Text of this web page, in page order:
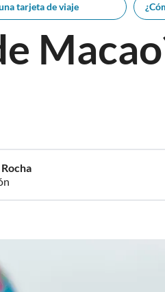
tarjeta de viaje